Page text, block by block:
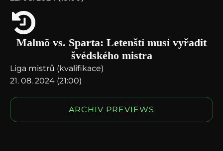
Malmö vs. Sparta: Letenští musí vyřadit
švédského mistra
Liga mistrů (kvalifikace)
21. 08. 2024 (21:00)
ARCHIV PREVIEWS